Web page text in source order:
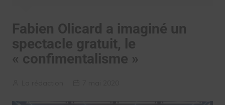
Fabien Olicard a imaginé un
spectacle gratuit, le
« confimentalisme »